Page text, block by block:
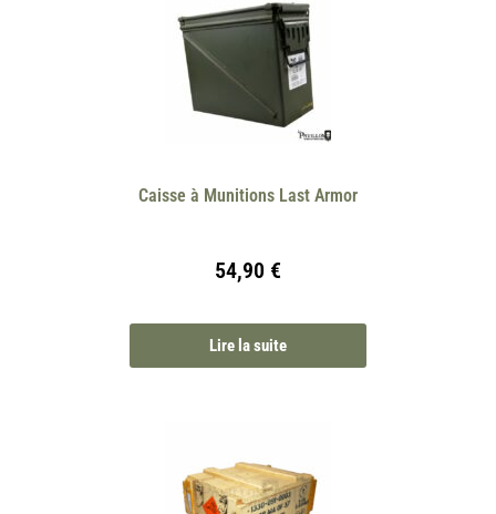
Caisse à Munitions Last Armor
54,90 €
Lire la suite